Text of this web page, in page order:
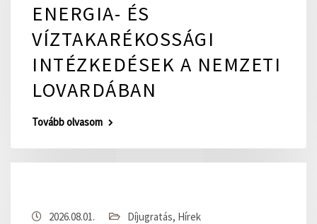
ENERGIA- ÉS
VÍZTAKARÉKOSSÁGI
INTÉZKEDÉSEK A NEMZETI
LOVARDÁBAN
Tovább olvasom
2026.08.01. Díjugratás, Hírek